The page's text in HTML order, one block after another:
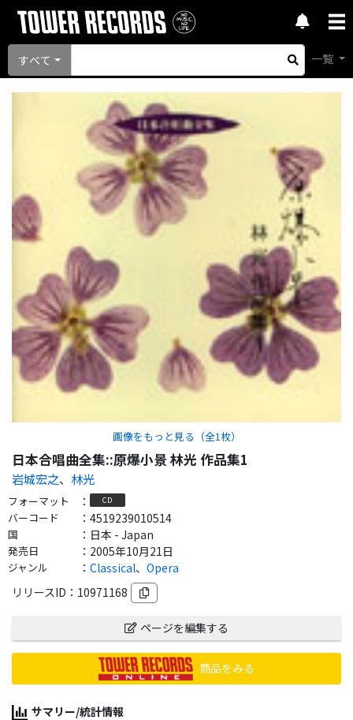
すべて 一覧
画像をもっと見る（全1 枚）
日本合唱曲全集::原爆小景 林光 作品集1
岩城宏之、 林光
フォーマット ： CD
バーコード ： 4519239010514
国 ： 日本 - Japan
発売日 ： 2005年10月21日
ジャンル ： Classical、 Opera
リリースID： 10971168
ページを編集する
商品をみる
サマリー/統計情報